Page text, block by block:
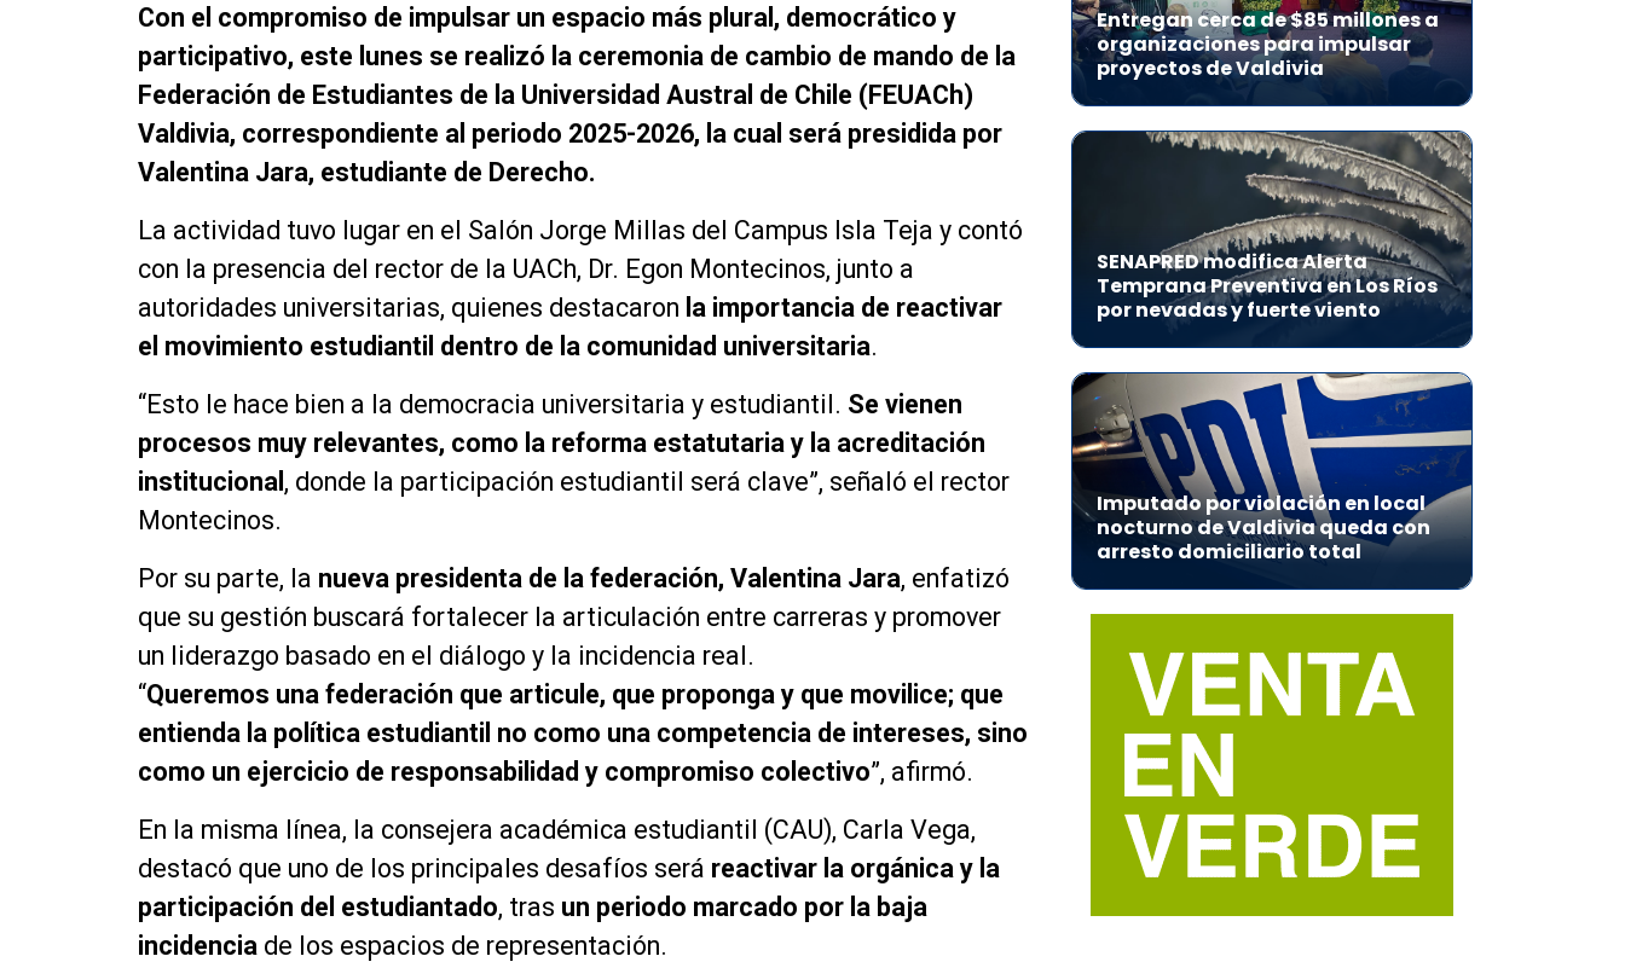
Con el compromiso de impulsar un espacio más plural, democrático y
participativo, este lunes se realizó la ceremonia de cambio de mando de la
Federación de Estudiantes de la Universidad Austral de Chile (FEUACh)
Valdivia, correspondiente al periodo 2025-2026, la cual será presidida por
Valentina Jara, estudiante de Derecho.
La actividad tuvo lugar en el Salón Jorge Millas del Campus Isla Teja y contó
con la presencia del rector de la UACh, Dr. Egon Montecinos, junto a
autoridades universitarias, quienes destacaron la importancia de reactivar
el movimiento estudiantil dentro de la comunidad universitaria.
“Esto le hace bien a la democracia universitaria y estudiantil. Se vienen
procesos muy relevantes, como la reforma estatutaria y la acreditación
institucional , donde la participación estudiantil será clave”, señaló el rector
Montecinos.
Por su parte, la nueva presidenta de la federación, Valentina Jara, enfatizó
que su gestión buscará fortalecer la articulación entre carreras y promover
un liderazgo basado en el diálogo y la incidencia real.
“Queremos una federación que articule, que proponga y que movilice; que
entienda la política estudiantil no como una competencia de intereses, sino
como un ejercicio de responsabilidad y compromiso colectivo”, afirmó.
En la misma línea, la consejera académica estudiantil (CAU), Carla Vega,
destacó que uno de los principales desafíos será reactivar la orgánica y la
participación del estudiantado, tras un periodo marcado por la baja
incidencia de los espacios de representación.
Entregan cerca de $85 millones a
organizaciones para impulsar
proyectos de Valdivia
SENAPRED modifica Alerta
Temprana Preventiva en Los Ríos
por nevadas y fuerte viento
Imputado por violación en local
nocturno de Valdivia queda con
arresto domiciliario total